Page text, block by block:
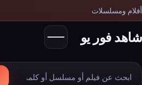
أفلام ومسلسلات
شاهد فور يو
ابحث